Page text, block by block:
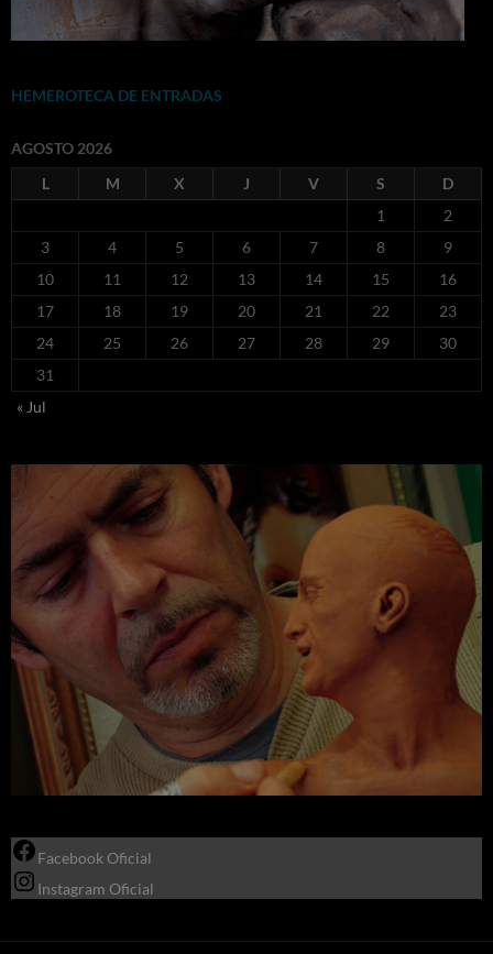
HEMEROTECA DE ENTRADAS
AGOSTO 2026
L
M X J V S
D
1
2
3
4 5 6 7 8
9
10
11 12 13 14 15
16
17
18 19 20 21 22
23
24
25 26 27 28 29
30
31
« Jul
Facebook Oficial
Instagram Oficial